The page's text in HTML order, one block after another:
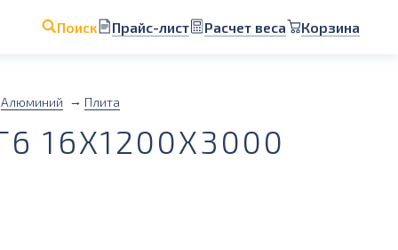
Поиск Прайс-лист Расчет веса Корзина
Алюминий Плита
16Х1200Х3000